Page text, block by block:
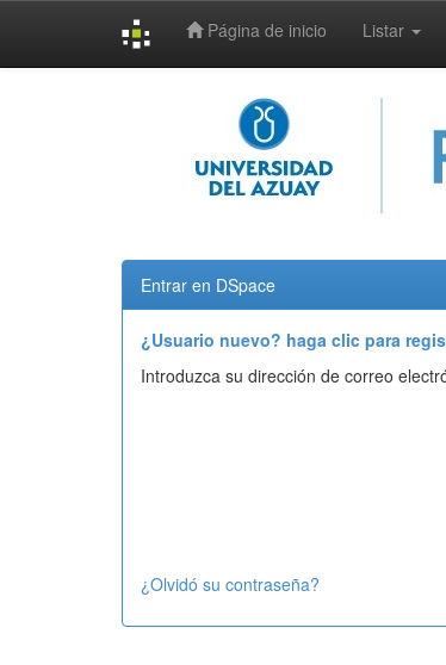
Página de inicio Listar
Entrar en DSpace
¿Usuario nuevo? haga clic para
Introduzca su dirección de correo
¿Olvidó su contraseña?